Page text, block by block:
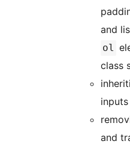
and
ol
class
and